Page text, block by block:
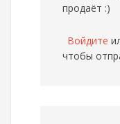
продаёт :)
Войдите
чтобы